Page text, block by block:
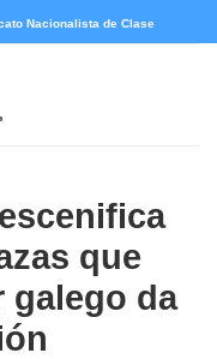
Nacionalista de Clase
que
galego da